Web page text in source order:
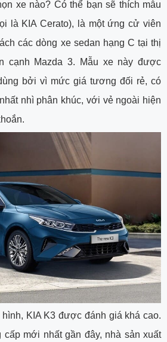
xe nào? Có thể bạn sẽ thích mẫu
là KIA Cerato), là một ứng cử viên
các dòng xe sedan hạng C tại thị
cạnh Mazda 3. Mẫu xe này được
bởi vì mức giá tương đối rẻ, có
nhì phân khúc, với vẻ ngoài hiện
KIA K3 được đánh giá khá cao.
cấp mới nhất gần đây, nhà sản xuất